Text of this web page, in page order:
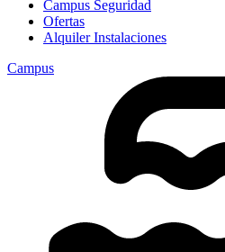
Campus Seguridad
Ofertas
Alquiler Instalaciones
Campus